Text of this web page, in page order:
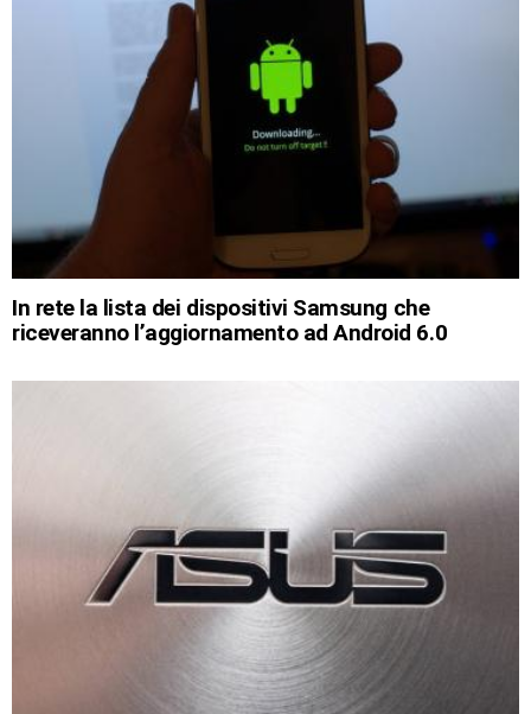
In rete la lista dei dispositivi Samsung che
riceveranno l’aggiornamento ad Android 6.0